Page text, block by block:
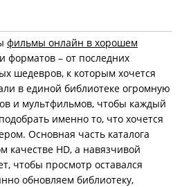
фильмы онлайн в хорошем
форматов – от последних
шедевров, к которым хочется
в единой библиотеке огромную
и мультфильмов, чтобы каждый
именно то, что хочется
Основная часть каталога
качестве HD, а навязчивой
чтобы просмотр оставался
обновляем библиотеку,